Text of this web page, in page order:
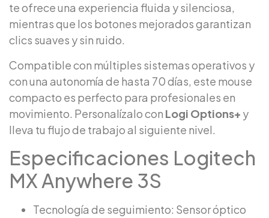
te ofrece una experiencia fluida y silenciosa,
mientras que los botones mejorados garantizan
clics suaves y sin ruido.
Compatible con múltiples sistemas operativos y
con una autonomía de hasta 70 días, este mouse
compacto es perfecto para profesionales en
movimiento. Personalízalo con Logi Options+ y
lleva tu flujo de trabajo al siguiente nivel.
Especificaciones Logitech
MX Anywhere 3S
Tecnología de seguimiento: Sensor óptico